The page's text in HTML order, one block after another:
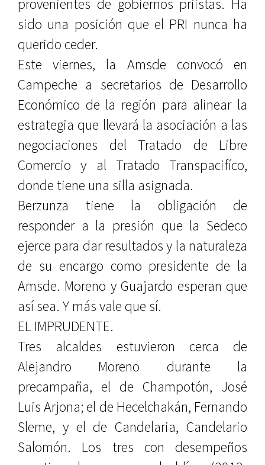
provenientes de gobiernos priistas. Ha
sido una posición que el PRI nunca ha
querido ceder.
Este viernes, la Amsde convocó en
Campeche a secretarios de Desarrollo
Económico de la región para alinear la
estrategia que llevará la asociación a las
negociaciones del Tratado de Libre
Comercio y al Tratado Transpacifíco,
donde tiene una silla asignada.
Berzunza tiene la obligación de
responder a la presión que la Sedeco
ejerce para dar resultados y la naturaleza
de su encargo como presidente de la
Amsde. Moreno y Guajardo esperan que
así sea. Y más vale que sí.
EL IMPRUDENTE.
Tres alcaldes estuvieron cerca de
Alejandro Moreno durante la
precampaña, el de Champotón, José
Luis Arjona; el de Hecelchakán, Fernando
Sleme, y el de Candelaria, Candelario
Salomón. Los tres con desempeños